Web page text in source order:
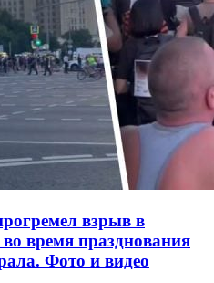
взрыв в
время празднования
Фото и видео